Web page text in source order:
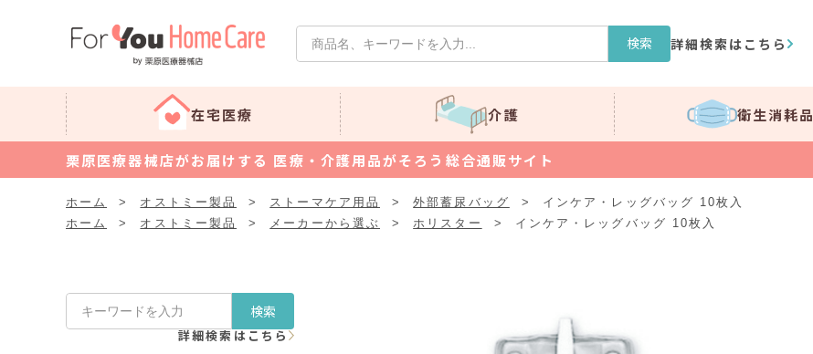
検索 詳細検索はこちら
在宅医療 介護 衛生消耗品
栗原医療器械店がお届けする 医療・介護用品がそろう総合通販サイト
ホーム > オストミー製品 > ストーマケア用品 > 外部蓄尿バッグ >
インケア・レッグバッグ 10枚入
ホーム
> オストミー製品 > メーカーから選ぶ > ホリスター > インケア・レッグバッグ 10枚入
検索
詳細検索はこちら